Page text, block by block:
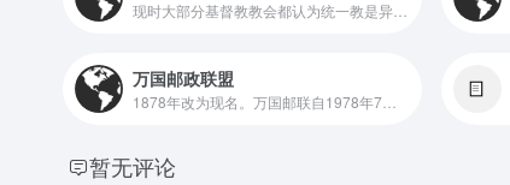
万国邮政联盟
暂无评论